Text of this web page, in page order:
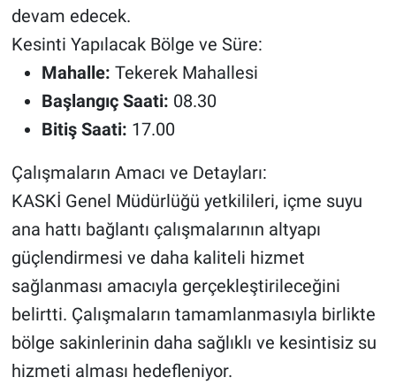
devam edecek.
Kesinti Yapılacak Bölge ve Süre:
Mahalle: Tekerek Mahallesi
Başlangıç Saati: 08.30
Bitiş Saati: 17.00
Çalışmaların Amacı ve Detayları:
KASKİ Genel Müdürlüğü yetkilileri, içme suyu
ana hattı bağlantı çalışmalarının altyapı
güçlendirmesi ve daha kaliteli hizmet
sağlanması amacıyla gerçekleştirileceğini
belirtti. Çalışmaların tamamlanmasıyla birlikte
bölge sakinlerinin daha sağlıklı ve kesintisiz su
hizmeti alması hedefleniyor.
Bölge